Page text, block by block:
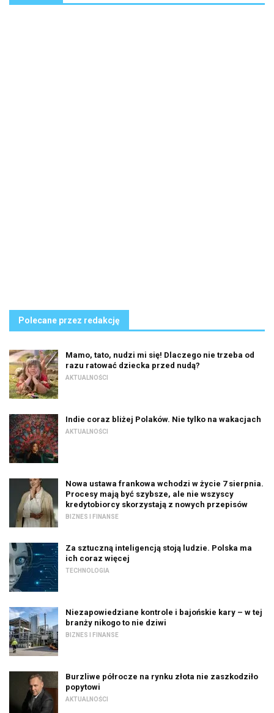
Polecane przez redakcję
Mamo, tato, nudzi mi się! Dlaczego nie trzeba od
razu ratować dziecka przed nudą?
AKTUALNOŚCI
Indie coraz bliżej Polaków. Nie tylko na wakacjach
AKTUALNOŚCI
Nowa ustawa frankowa wchodzi w życie 7 sierpnia.
Procesy mają być szybsze, ale nie wszyscy
kredytobiorcy skorzystają z nowych przepisów
BIZNES I FINANSE
Za sztuczną inteligencją stoją ludzie. Polska ma
ich coraz więcej
TECHNOLOGIA
Niezapowiedziane kontrole i bajońskie kary – w tej
branży nikogo to nie dziwi
BIZNES I FINANSE
Burzliwe półrocze na rynku złota nie zaszkodziło
popytowi
AKTUALNOŚCI